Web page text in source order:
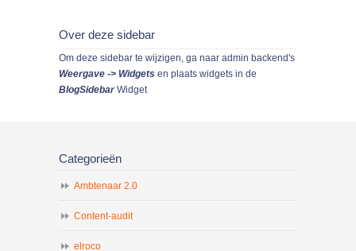
Over deze sidebar
Om deze sidebar te wijzigen, ga naar admin backend's
Weergave -> Widgets en plaats widgets in de
BlogSidebarWidget
Categorieën
Ambtenaar 2.0
Content-audit
elroco